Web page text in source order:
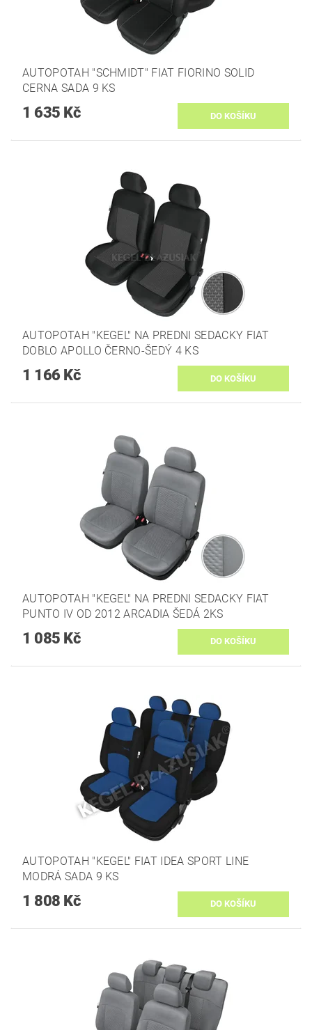
AUTOPOTAH "SCHMIDT" FIAT FIORINO SOLID
CERNA SADA 9 KS
1 635 Kč
AUTOPOTAH "KEGEL" NA PREDNI SEDACKY FIAT
DOBLO APOLLO ČERNO-ŠEDÝ 4 KS
1 166 Kč
AUTOPOTAH "KEGEL" NA PREDNI SEDACKY FIAT
PUNTO IV OD 2012 ARCADIA ŠEDÁ 2KS
1 085 Kč
AUTOPOTAH "KEGEL" FIAT IDEA SPORT LINE
MODRÁ SADA 9 KS
1 808 Kč